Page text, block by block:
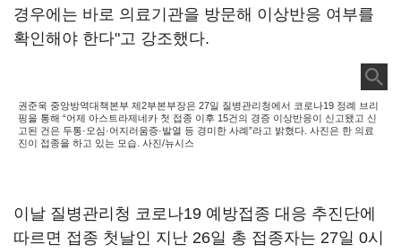
경우에는 바로 의료기관을 방문해 이상반응 여부를
확인해야 한다"고 강조했다.
권준욱 중앙방역대책본부 제2부본부장은 27일 질병관리청에서 코로나19 정례 브리
핑을 통해 “어제 아스트라제네카 첫 접종 이후 15건의 경증 이상반응이 신고됐고 신
고된 건은 두통·오심·어지러움증·발열 등 경미한 사례”라고 밝혔다. 사진은 한 의료
진이 접종을 하고 있는 모습. 사진/뉴시스
이날 질병관리청 코로나19 예방접종 대응 추진단에
따르면 접종 첫날인 지난 26일 총 접종자는 27일 0시